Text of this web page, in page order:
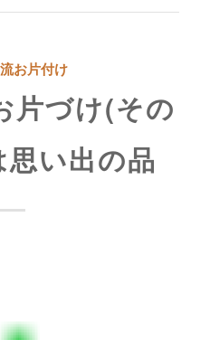
お片付け
片づけ(その
い出の品